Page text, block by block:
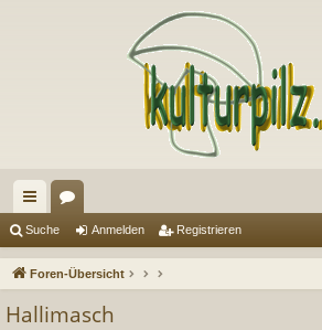
ch
ne en
Suche Anmelden Registrieren
Foren-Übersicht
Hallimasch